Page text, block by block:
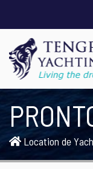
Location de